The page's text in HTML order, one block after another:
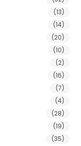
(13)
(14)
(20)
(10)
(2)
(16)
(7)
(4)
(28)
(19)
(35)